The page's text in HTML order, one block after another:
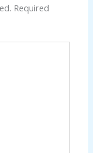
Required